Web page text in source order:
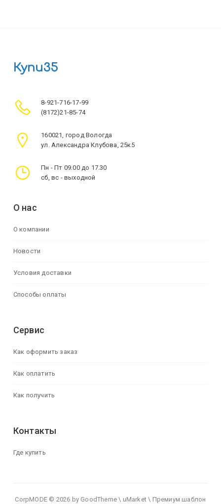
Купи35
8-921-716-17-99
(8172)21-85-74
160021, город Вологда
ул. Александра Клубова, 25к5
Пн - Пт 09.00 до 17.30
сб, вс - выходной
О нас
О компании
Новости
Условия доставки
Способы оплаты
Сервис
Как оформить заказ
Как оплатить
Как получить
Контакты
Где купить
CorpMODE © 2026 by GoodTheme \ uMarket \ Премиум шаблон